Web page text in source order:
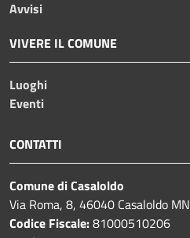
Avvisi
VIVERE IL COMUNE
Luoghi
Eventi
CONTATTI
Comune di Casaloldo
Via Roma, 8, 46040 Casaloldo MN
Codice Fiscale:81000510206